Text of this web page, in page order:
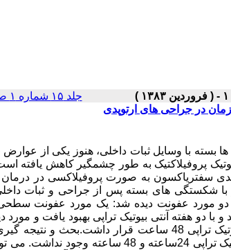
جلد ۱۵ شماره ۱ صفحات ۱۵-۹
در جراحی های ارتوپدی
با وسایل ثبات داخلی، هنوز یکی از عوارض
پروفیلاکتیک به طور چشمگیر کاهش یافته
و 48 ساعت آنتی بیوتیک وریدی سفتریاکسون به صورت
دو مورد عفونت دیده شد: یک مورد عفونت
بیوتیک 24 ساعته به وجود آمد و با دو هفته آنتی بیوتیک تراپی
شکستگی دوگانه ساعد اتفاق افتاد. بیمار فوق در پروتکل آنتی بیوتیک تراپی
مطالعه 1% بود که اختلاف معنی داری بین گروه پروتکل آنتی